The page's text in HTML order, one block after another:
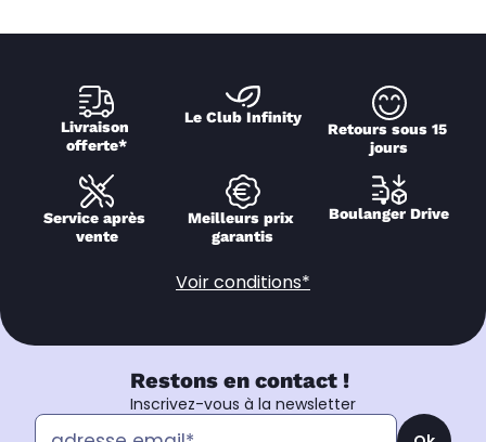
Livraison
offerte*
Le Club Infinity
Retours sous 15
jours
Service après
vente
Meilleurs prix
garantis
Boulanger Drive
Voir conditions*
Restons en contact !
Inscrivez-vous à la newsletter